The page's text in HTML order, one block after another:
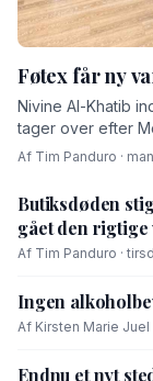
Føtex får ny
Nivine Al-Khatib
tager over efter
Af Tim Panduro ·
Butiksdøden
gået den rigtige
Af Tim Panduro ·
Ingen
Af Kirsten Marie
Endnu et nyt